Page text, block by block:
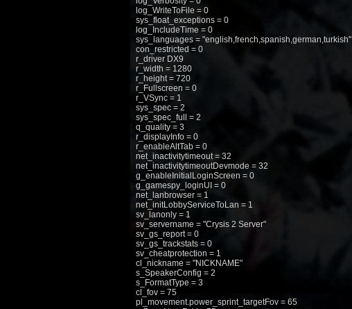
log_WriteToFile = 0
sys_float_exceptions = 0
log_IncludeTime = 0
sys_languages = "english,french,spanish,german,turkish"
con_restricted = 0
r_driver DX9
r_width = 1280
r_height = 720
r_Fullscreen = 0
r_VSync = 1
sys_spec = 2
sys_spec_full = 2
q_quality = 3
r_displayInfo = 0
r_enableAltTab = 0
net_inactivitytimeout = 32
net_inactivitytimeoutDevmode = 32
g_enableInitialLoginScreen = 0
g_gamespy_loginUI = 0
net_lanbrowser = 1
net_initLobbyServiceToLan = 1
sv_lanonly = 1
sv_servername = "Crysis 2 Server"
sv_gs_report = 0
sv_gs_trackstats = 0
sv_cheatprotection = 1
cl_nickname = "NICKNAME"
s_SpeakerConfig = 2
s_FormatType = 3
cl_fov = 75
pl_movement.power_sprint_targetFov = 65